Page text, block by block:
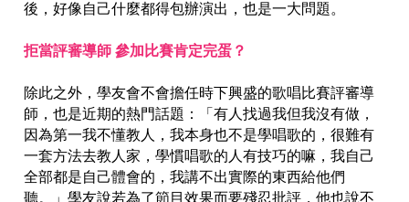
後，好像自己什麼都得包辦演出，也是一大問題。
拒當評審導師 參加比賽肯定完蛋？
除此之外，學友會不會擔任時下興盛的歌唱比賽評審導
師，也是近期的熱門話題：「有人找過我但我沒有做，
因為第一我不懂教人，我本身也不是學唱歌的，很難有
一套方法去教人家，學慣唱歌的人有技巧的嘛，我自己
全部都是自己體會的，我講不出實際的東西給他們
聽。」學友說若為了節目效果而要殘忍批評，他也說不